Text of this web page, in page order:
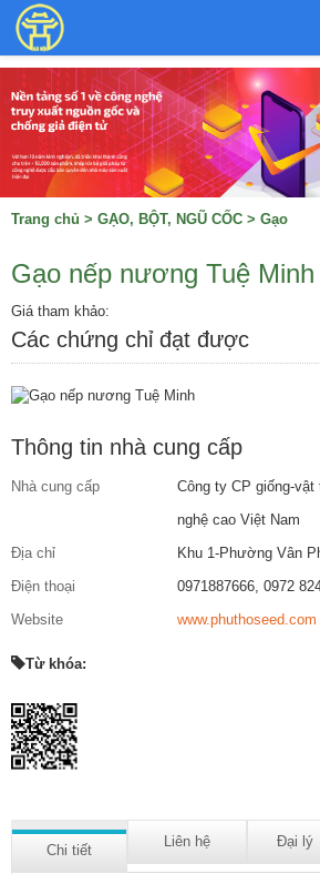
Trang chủ > GẠO, BỘT, NGŨ CỐC > Gạo
Gạo nếp nương Tuệ Minh
Giá tham khảo:
Các chứng chỉ đạt được
Thông tin nhà cung cấp
Nhà cung cấp
Công ty CP giống-
nghệ cao Việt Nam
Địa chỉ
Khu 1-Phường Vân
Điện thoại
0971887666, 0972
Website
www.phuthoseed.com
Từ khóa:
Chi tiết
Liên hệ Đại lý